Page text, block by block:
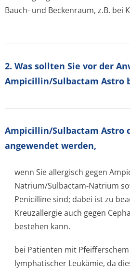
Bauch- und Beckenraum, z.B. bei
2. Was sollten Sie vor der
Ampicillin/Sulbactam Astro
Ampicillin/Sul­bactam Astro
angewendet werden,
wenn Sie allergisch gegen
Natrium/Sulbactam-Natrium
Penicilline sind; dabei ist zu
Kreuzallergie auch gegen
bestehen kann.
bei Patienten mit
lymphatischer Leukämie, da